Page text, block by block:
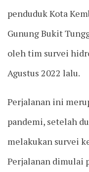
penduduk Kota
Gunung Bukit
oleh tim survei
Agustus 2022 lalu.
Perjalanan ini
pandemi, setelah
melakukan survei
Perjalanan dimulai